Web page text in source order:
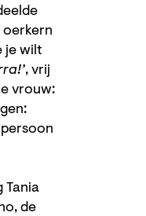
oerkern
je wilt
, vrij
vrouw:
Tania
de